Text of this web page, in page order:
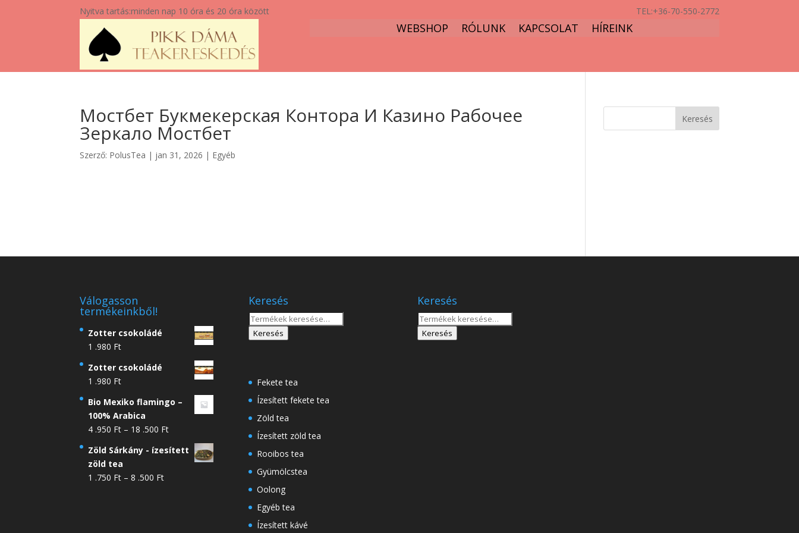
Nyitva tartás:minden nap 10 óra és 20 óra között TEL:+36-70-550-2772
WEBSHOP RÓLUNK KAPCSOLAT HÍREINK
Мостбет Букмекерская Контора И Казино Рабочее
Зеркало Мостбет
Szerző: PolusTea | jan 31, 2026 | Egyéb
Válogasson
termékeinkből!
Zotter csokoládé
1 .980 Ft
Zotter csokoládé
1 .980 Ft
Bio Mexiko flamingo –
100% Arabica
4 .950 Ft – 18 .500 FtÁrtartomány:
.950 Ft
Zöld Sárkány - ízesített
zöld tea
1 .750 Ft – 8 .500 FtÁrtartomány:
Keresés
Keresés
Keresés
Fekete tea
Ízesített fekete tea
Zöld tea
Ízesített zöld tea
Rooibos tea
Gyümölcstea
Oolong
Egyéb tea
Ízesített kávé
Keresés
Keresés
Keresés